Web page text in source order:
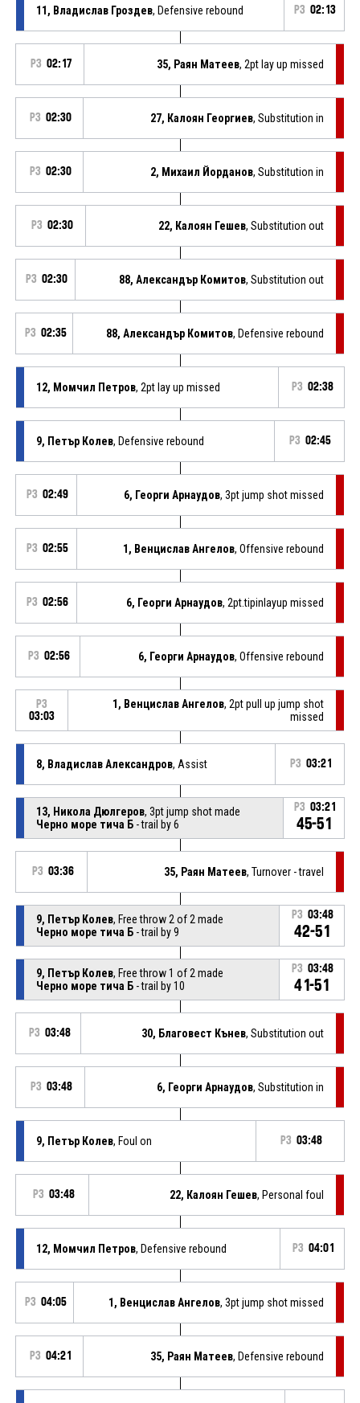
11, Владислав Гроздев, Defensive rebound P3 02:13
P3 02:17 35, Раян Матеев, 2pt lay up missed
P3 02:30 27, Калоян Георгиев, Substitution in
P3 02:30 2, Михаил Йорданов, Substitution in
P3 02:30 22, Калоян Гешев, Substitution out
P3 02:30 88, Александър Комитов, Substitution out
P3 02:35 88, Александър Комитов, Defensive rebound
12, Момчил Петров, 2pt lay up missed P3 02:38
9, Петър Колев, Defensive rebound P3 02:45
P3 02:49 6, Георги Арнаудов, 3pt jump shot missed
P3 02:55 1, Венцислав Ангелов, Offensive rebound
P3 02:56 6, Георги Арнаудов, 2pt.tipinlayup missed
P3 02:56 6, Георги Арнаудов, Offensive rebound
P3
03:03
1, Венцислав Ангелов, 2pt pull up jump shot
missed
8, Владислав Александров, Assist P3 03:21
13, Никола Дюлгеров, 3pt jump shot made
Черно море тича Б- trail by 6
P3 03:21
45-51
P3 03:36 35, Раян Матеев, Turnover - travel
9, Петър Колев, Free throw 2 of 2 made
Черно море тича Б- trail by 9
P3 03:48
42-51
9, Петър Колев, Free throw 1 of 2 made
Черно море тича Б- trail by 10
P3 03:48
41-51
P3 03:48 30, Благовест Кънев, Substitution out
P3 03:48 6, Георги Арнаудов, Substitution in
9, Петър Колев, Foul on P3 03:48
P3 03:48 22, Калоян Гешев, Personal foul
12, Момчил Петров, Defensive rebound P3 04:01
P3 04:05 1, Венцислав Ангелов, 3pt jump shot missed
P3 04:21 35, Раян Матеев, Defensive rebound